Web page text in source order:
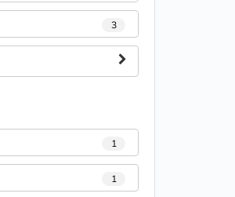
3
1
1